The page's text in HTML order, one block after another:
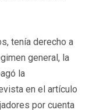
tenía derecho a
general, la
la
en el artículo
por cuenta